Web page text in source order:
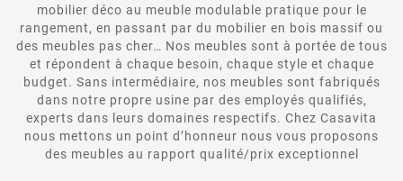
mobilier déco au meuble modulable pratique pour le
rangement, en passant par du mobilier en bois massif ou
des meubles pas cher… Nos meubles sont à portée de tous
et répondent à chaque besoin, chaque style et chaque
budget. Sans intermédiaire, nos meubles sont fabriqués
dans notre propre usine par des employés qualifiés,
experts dans leurs domaines respectifs. Chez Casavita
nous mettons un point d’honneur nous vous proposons
des meubles au rapport qualité/prix exceptionnel